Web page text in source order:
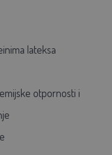
lateksa
otpornosti i